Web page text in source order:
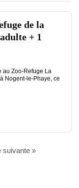
de la
+ 1
au Zoo-Refuge La
Nogent-le-Phaye, ce
suivante »